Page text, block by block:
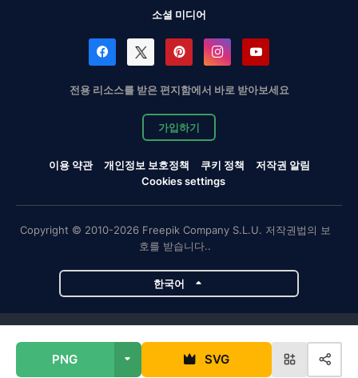
PNG SVG
소셜 미디어
전용 리소스를 받은 편지함에서 바로 받아보세요
가입하기
이용 약관 개인정보 보호정책 쿠키 정책
저작권 알림
Cookies settings
Copyright © 2010-2026 Freepik Company S.L.U. 저작권법의 보
호를 받습니다..
한국어